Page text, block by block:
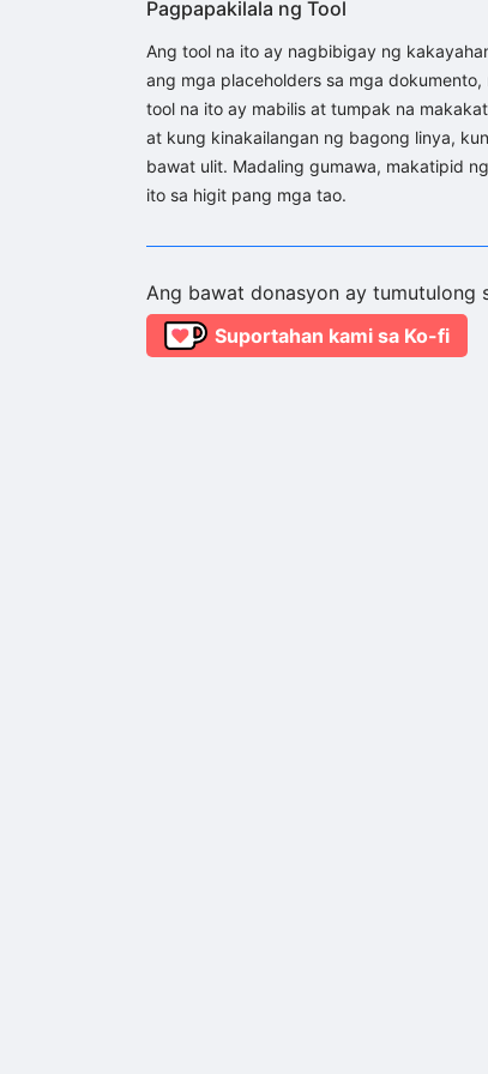
Pagpapakilala ng Tool
Ang tool na ito ay nagbibigay ng
ang mga placeholders sa mga
tool na ito ay mabilis at tumpak na
at kung kinakailangan ng bagong linya,
bawat ulit. Madaling gumawa, makatipid
ito sa higit pang mga tao.
Ang bawat donasyon ay tumutulong
Suportahan kami sa Ko-fi